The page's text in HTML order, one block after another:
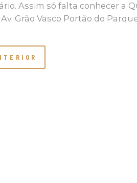
Assim só falta conhecer a
Grão Vasco Portão do